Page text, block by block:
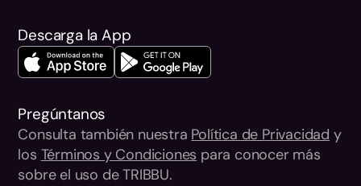
Descarga la App
Pregúntanos
Consulta también nuestra Política de Privacidad y
los Términos y Condiciones para conocer más
sobre el uso de TRIBBU.